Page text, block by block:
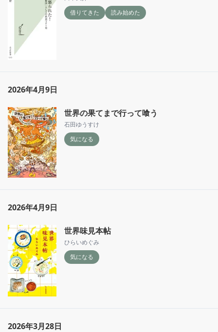
借りてきた
読み始めた
2026年4月9日
世界の果てまで行って喰う
石田ゆうすけ
気になる
2026年4月9日
世界味見本帖
ひらいめぐみ
気になる
2026年3月28日